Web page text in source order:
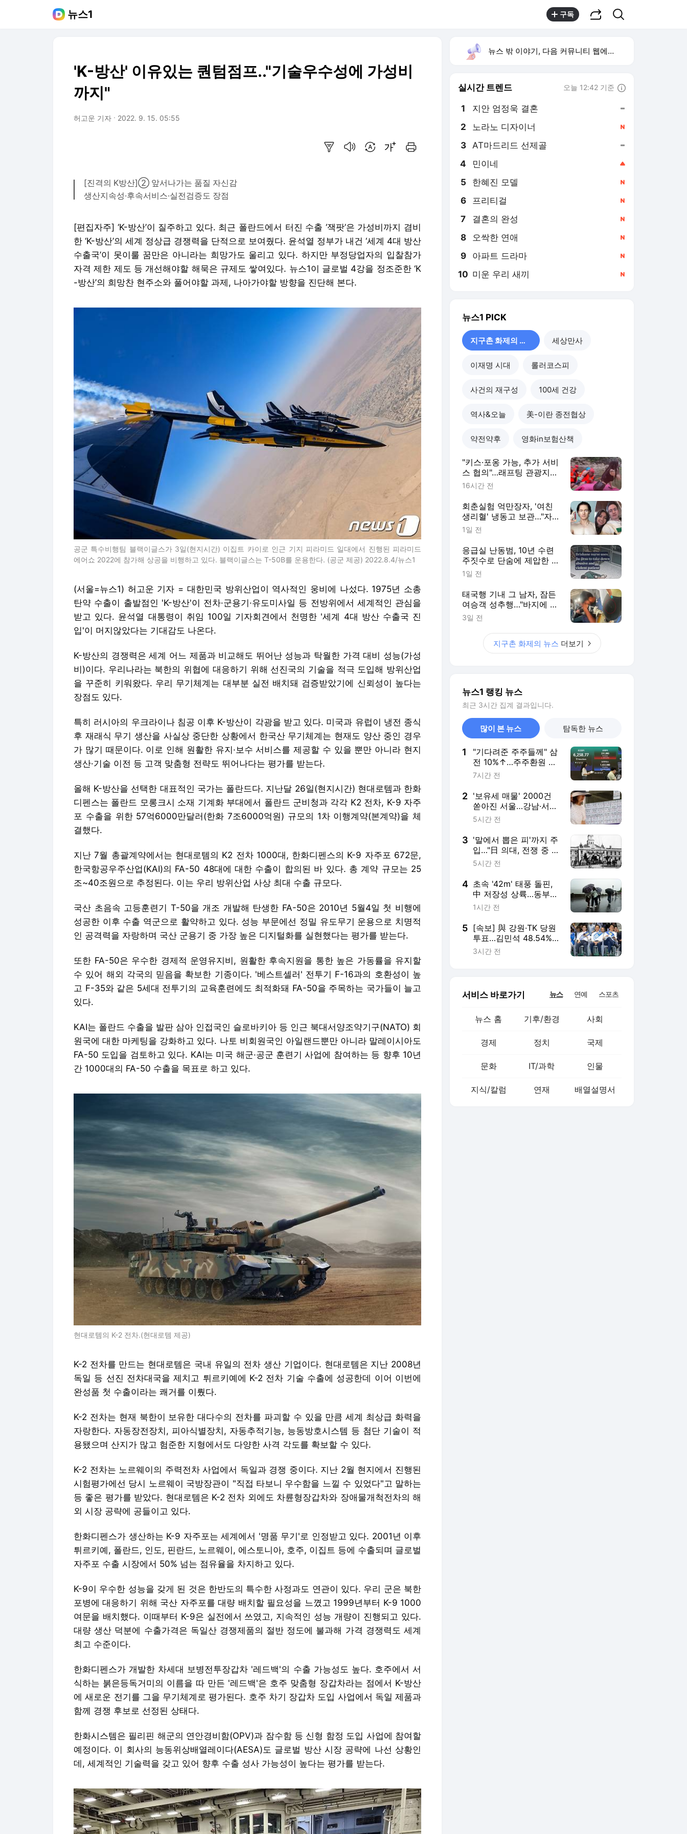
뉴스1 구독
'K-방산' 이유있는 퀀텀점프.."기술우수성에 가성비
까지"
허고운 기자 2022. 9. 15. 05:55
[진격의 K방산]② 앞서나가는 품질 자신감
생산지속성·후속서비스·실전검증도 장점
[편집자주] ‘K-방산’이 질주하고 있다. 최근 폴란드에서 터진 수출 ‘잭팟’은 가성비까지 겸비
한 ‘K-방산’의 세계 정상급 경쟁력을 단적으로 보여줬다. 윤석열 정부가 내건 ‘세계 4대 방산
수출국’이 못이룰 꿈만은 아니라는 희망가도 울리고 있다. 하지만 부정당업자의 입찰참가
자격 제한 제도 등 개선해야할 해묵은 규제도 쌓여있다. 뉴스1이 글로벌 4강을 정조준한 ‘K
-방산’의 희망찬 현주소와 풀어야할 과제, 나아가야할 방향을 진단해 본다.
공군 특수비행팀 블랙이글스가 3일(현지시간) 이집트 카이로 인근 기지 피라미드 일대에서 진행된 피라미드
에어쇼 2022에 참가해 상공을 비행하고 있다. 블랙이글스는 T-50B를 운용한다. (공군 제공) 2022.8.4/뉴스1
(서울=뉴스1) 허고운 기자 = 대한민국 방위산업이 역사적인 웅비에 나섰다. 1975년 소총
탄약 수출이 출발점인 'K-방산'이 전차·군용기·유도미사일 등 전방위에서 세계적인 관심을
받고 있다. 윤석열 대통령이 취임 100일 기자회견에서 천명한 '세계 4대 방산 수출국 진
입'이 머지않았다는 기대감도 나온다.
K-방산의 경쟁력은 세계 어느 제품과 비교해도 뛰어난 성능과 탁월한 가격 대비 성능(가성
비)이다. 우리나라는 북한의 위협에 대응하기 위해 선진국의 기술을 적극 도입해 방위산업
을 꾸준히 키워왔다. 우리 무기체계는 대부분 실전 배치돼 검증받았기에 신뢰성이 높다는
장점도 있다.
특히 러시아의 우크라이나 침공 이후 K-방산이 각광을 받고 있다. 미국과 유럽이 냉전 종식
후 재래식 무기 생산을 사실상 중단한 상황에서 한국산 무기체계는 현재도 양산 중인 경우
가 많기 때문이다. 이로 인해 원활한 유지·보수 서비스를 제공할 수 있을 뿐만 아니라 현지
생산·기술 이전 등 고객 맞춤형 전략도 뛰어나다는 평가를 받는다.
올해 K-방산을 선택한 대표적인 국가는 폴란드다. 지난달 26일(현지시간) 현대로템과 한화
디펜스는 폴란드 모롱크시 소재 기계화 부대에서 폴란드 군비청과 각각 K2 전차, K-9 자주
포 수출을 위한 57억6000만달러(한화 7조6000억원) 규모의 1차 이행계약(본계약)을 체
결했다.
지난 7월 총괄계약에서는 현대로템의 K2 전차 1000대, 한화디펜스의 K-9 자주포 672문,
한국항공우주산업(KAI)의 FA-50 48대에 대한 수출이 합의된 바 있다. 총 계약 규모는 25
조~40조원으로 추정된다. 이는 우리 방위산업 사상 최대 수출 규모다.
국산 초음속 고등훈련기 T-50을 개조 개발해 탄생한 FA-50은 2010년 5월4일 첫 비행에
성공한 이후 수출 역군으로 활약하고 있다. 성능 부문에선 정밀 유도무기 운용으로 치명적
인 공격력을 자랑하며 국산 군용기 중 가장 높은 디지털화를 실현했다는 평가를 받는다.
또한 FA-50은 우수한 경제적 운영유지비, 원활한 후속지원을 통한 높은 가동률을 유지할
수 있어 해외 각국의 믿음을 확보한 기종이다. '베스트셀러' 전투기 F-16과의 호환성이 높
고 F-35와 같은 5세대 전투기의 교육훈련에도 최적화돼 FA-50을 주목하는 국가들이 늘고
있다.
KAI는 폴란드 수출을 발판 삼아 인접국인 슬로바키아 등 인근 북대서양조약기구(NATO) 회
원국에 대한 마케팅을 강화하고 있다. 나토 비회원국인 아일랜드뿐만 아니라 말레이시아도
FA-50 도입을 검토하고 있다. KAI는 미국 해군·공군 훈련기 사업에 참여하는 등 향후 10년
간 1000대의 FA-50 수출을 목표로 하고 있다.
현대로템의 K-2 전차.(현대로템 제공)
K-2 전차를 만드는 현대로템은 국내 유일의 전차 생산 기업이다. 현대로템은 지난 2008년
독일 등 선진 전차대국을 제치고 튀르키예에 K-2 전차 기술 수출에 성공한데 이어 이번에
완성품 첫 수출이라는 쾌거를 이뤘다.
K-2 전차는 현재 북한이 보유한 대다수의 전차를 파괴할 수 있을 만큼 세계 최상급 화력을
자랑한다. 자동장전장치, 피아식별장치, 자동추적기능, 능동방호시스템 등 첨단 기술이 적
용됐으며 산지가 많고 험준한 지형에서도 다양한 사격 각도를 확보할 수 있다.
K-2 전차는 노르웨이의 주력전차 사업에서 독일과 경쟁 중이다. 지난 2월 현지에서 진행된
시험평가에선 당시 노르웨이 국방장관이 "직접 타보니 우수함을 느낄 수 있었다"고 말하는
등 좋은 평가를 받았다. 현대로템은 K-2 전차 외에도 차륜형장갑차와 장애물개척전차의 해
외 시장 공략에 공들이고 있다.
한화디펜스가 생산하는 K-9 자주포는 세계에서 '명품 무기'로 인정받고 있다. 2001년 이후
튀르키예, 폴란드, 인도, 핀란드, 노르웨이, 에스토니아, 호주, 이집트 등에 수출되며 글로벌
자주포 수출 시장에서 50% 넘는 점유율을 차지하고 있다.
K-9이 우수한 성능을 갖게 된 것은 한반도의 특수한 사정과도 연관이 있다. 우리 군은 북한
포병에 대응하기 위해 국산 자주포를 대량 배치할 필요성을 느꼈고 1999년부터 K-9 1000
여문을 배치했다. 이때부터 K-9은 실전에서 쓰였고, 지속적인 성능 개량이 진행되고 있다.
대량 생산 덕분에 수출가격은 독일산 경쟁제품의 절반 정도에 불과해 가격 경쟁력도 세계
최고 수준이다.
한화디펜스가 개발한 차세대 보병전투장갑차 '레드백'의 수출 가능성도 높다. 호주에서 서
식하는 붉은등독거미의 이름을 따 만든 '레드백'은 호주 맞춤형 장갑차라는 점에서 K-방산
에 새로운 전기를 그을 무기체계로 평가된다. 호주 차기 장갑차 도입 사업에서 독일 제품과
함께 경쟁 후보로 선정된 상태다.
한화시스템은 필리핀 해군의 연안경비함(OPV)과 잠수함 등 신형 함정 도입 사업에 참여할
예정이다. 이 회사의 능동위상배열레이다(AESA)도 글로벌 방산 시장 공략에 나선 상황인
데, 세계적인 기술력을 갖고 있어 향후 수출 성사 가능성이 높다는 평가를 받는다.
뉴스 밖 이야기, 다음 커뮤니티 웹에서 보기
실시간 트렌드 오늘 12:42 기준
1 지안 엄정욱 결혼
2 노라노 디자이너
3 AT마드리드 선제골
4 민이네
5 한혜진 모델
6 프리티걸
7 결혼의 완성
8 오싹한 연애
9 아파트 드라마
10 미운 우리 새끼
뉴스1 PICK
지구촌 화제의 뉴스 세상만사
이재명 시대 롤러코스피
사건의 재구성 100세 건강
역사&오늘 美-이란 종전협상
약전약후 영화in보험산책
"키스·포옹 가능, 추가 서비
스 협의"…래프팅 관광지
'동반 여성' 논란
16시간 전
회춘실험 억만장자, '여친
생리혈' 냉동고 보관…"자궁
내부 궁금해"
1일 전
응급실 난동범, 10년 수련
주짓수로 단숨에 제압한 간
호사 화제[영상]
1일 전
태국행 기내 그 남자, 잠든
여승객 성추행…"바지에 체
액까지 묻었다"
3일 전
지구촌 화제의 뉴스 더보기
뉴스1 랭킹 뉴스
최근 3시간 집계 결과입니다.
많이 본 뉴스 탐독한 뉴스
1
"기다려준 주주들께" 삼
전 10%↑…주주환원 얼
버무린 SK하닉 8%↓
7시간 전
2 '보유세 매물' 2000건
쏟아진 서울…강남·서초
는 '호가 낮추기'
5시간 전
3 '말에서 뽑은 피'까지 주
입…"日 의대, 전쟁 중 인
체 수혈 실험"
5시간 전
4 초속 '42m' 태풍 돌핀,
中 저장성 상륙…동부
주민 10만 명 대피령
1시간 전
5 [속보] 與 강원·TK 당원
투표…김민석 48.54%·
정청래 44.40%·송영길
3시간 전
서비스 바로가기 뉴스 연예 스포츠
뉴스 홈 기후/환경 사회
경제 정치 국제
문화 IT/과학 인물
지식/칼럼 연재 배열설명서